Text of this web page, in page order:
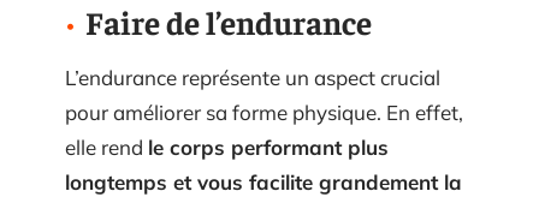
Faire de l’endurance
L’endurance représente un aspect crucial
pour améliorer sa forme physique. En effet,
elle rend le corps performant plus
longtemps et vous facilite grandement la